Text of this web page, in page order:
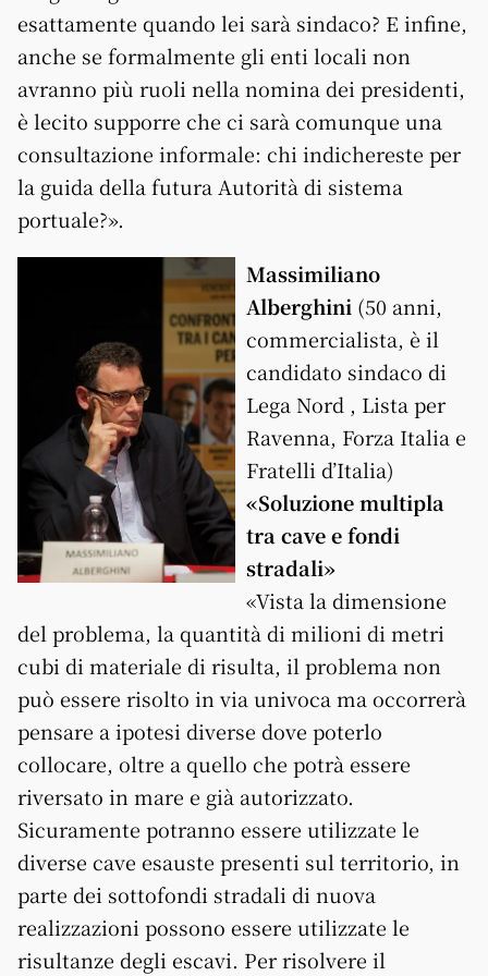
esattamente quando lei sarà sindaco? E infine,
anche se formalmente gli enti locali non
avranno più ruoli nella nomina dei presidenti,
è lecito supporre che ci sarà comunque una
consultazione informale: chi indichereste per
la guida della futura Autorità di sistema
portuale?».
Massimiliano
Alberghini (50 anni,
commercialista, è il
candidato sindaco di
Lega Nord , Lista per
Ravenna, Forza Italia e
Fratelli d’Italia)
«Soluzione multipla
tra cave e fondi
stradali»
«Vista la dimensione
del problema, la quantità di milioni di metri
cubi di materiale di risulta, il problema non
può essere risolto in via univoca ma occorrerà
pensare a ipotesi diverse dove poterlo
collocare, oltre a quello che potrà essere
riversato in mare e già autorizzato.
Sicuramente potranno essere utilizzate le
diverse cave esauste presenti sul territorio, in
parte dei sottofondi stradali di nuova
realizzazioni possono essere utilizzate le
risultanze degli escavi. Per risolvere il